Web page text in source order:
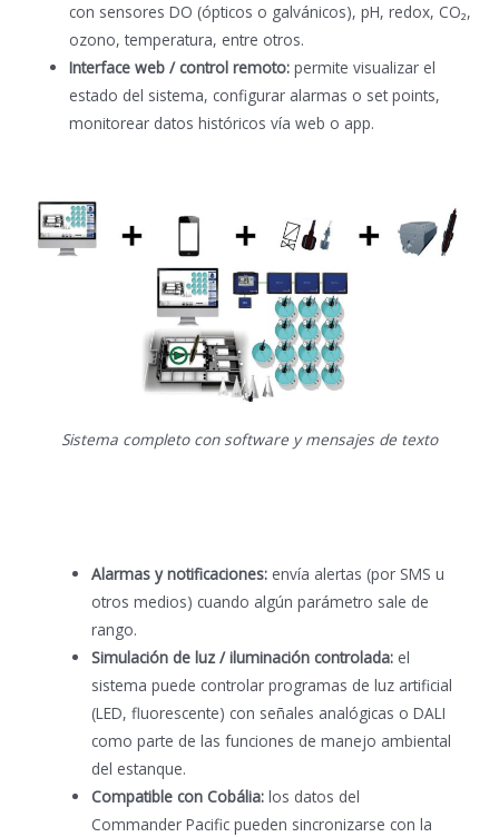
con sensores DO (ópticos o galvánicos), pH, redox, CO₂,
ozono, temperatura, entre otros.
Interface web / control remoto:permite visualizar el
estado del sistema, configurar alarmas o set points,
monitorear datos históricos vía web o app.
Sistema completo con software y mensajes de texto
Alarmas y notificaciones:envía alertas (por SMS u
otros medios) cuando algún parámetro sale de
rango.
Simulación de luz / iluminación controlada:el
sistema puede controlar programas de luz artificial
(LED, fluorescente) con señales analógicas o DALI
como parte de las funciones de manejo ambiental
del estanque.
Compatible con Cobália:los datos del
Commander Pacific pueden sincronizarse con la